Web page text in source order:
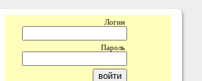
Логин
Пароль